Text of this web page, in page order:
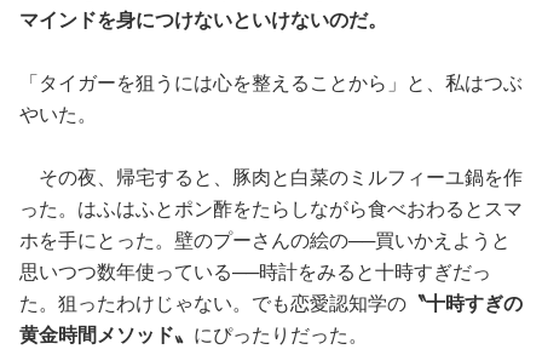
マインドを身につけないといけないのだ。
「タイガーを狙うには心を整えることから」と、私はつぶ
やいた。
その夜、帰宅すると、豚肉と白菜のミルフィーユ鍋を作
った。はふはふとポン酢をたらしながら食べおわるとスマ
ホを手にとった。壁のプーさんの絵の──買いかえようと
思いつつ数年使っている──時計をみると十時すぎだっ
た。狙ったわけじゃない。でも恋愛認知学の 〝十時すぎの
黄金時間メソッド〟 にぴったりだった。